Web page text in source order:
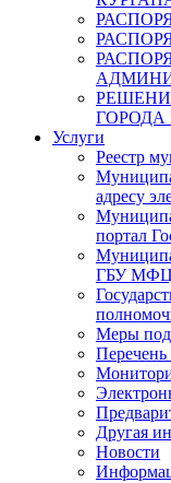
ГОРОДА
Услуги
Реестр
адресу
портал
ГБУ МФЦ
Меры
Другая
Новости